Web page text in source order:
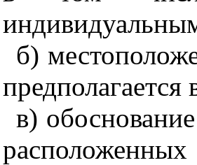
б)
предполагается
в)